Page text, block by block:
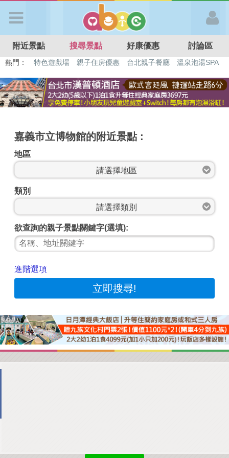
APP登入
首 頁
好康優惠
最新消息
最新留言
商家合作
推薦景點
討論區
聯絡我們
附近景點 搜尋景點 好康優惠 討論區
熱門： 特色遊戲場 親子住房優惠 台北親子餐廳
溫泉泡湯SPA
嘉義市立博物館的附近景點 :
地區
類別
欲查詢的親子景點關鍵字(選填):
進階選項